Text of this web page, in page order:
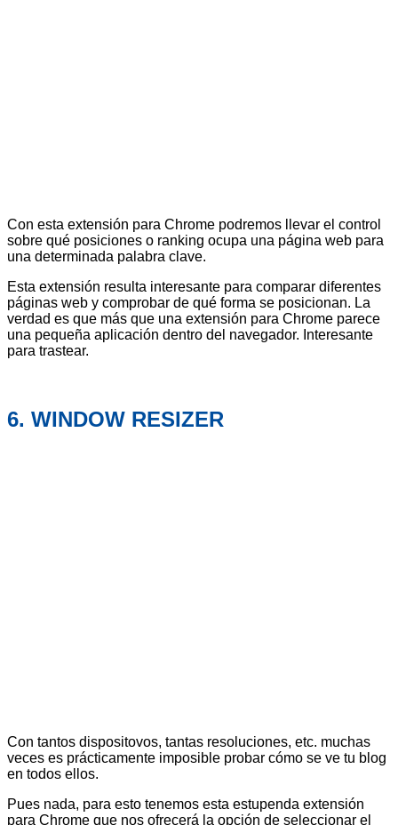
Con esta extensión para Chrome podremos llevar el control
sobre qué posiciones o ranking ocupa una página web para
una determinada palabra clave.
Esta extensión resulta interesante para comparar diferentes
páginas web y comprobar de qué forma se posicionan. La
verdad es que más que una extensión para Chrome parece
una pequeña aplicación dentro del navegador. Interesante
para trastear.
6. WINDOW RESIZER
Con tantos dispositovos, tantas resoluciones, etc. muchas
veces es prácticamente imposible probar cómo se ve tu blog
en todos ellos.
Pues nada, para esto tenemos esta estupenda extensión
para Chrome que nos ofrecerá la opción de seleccionar el